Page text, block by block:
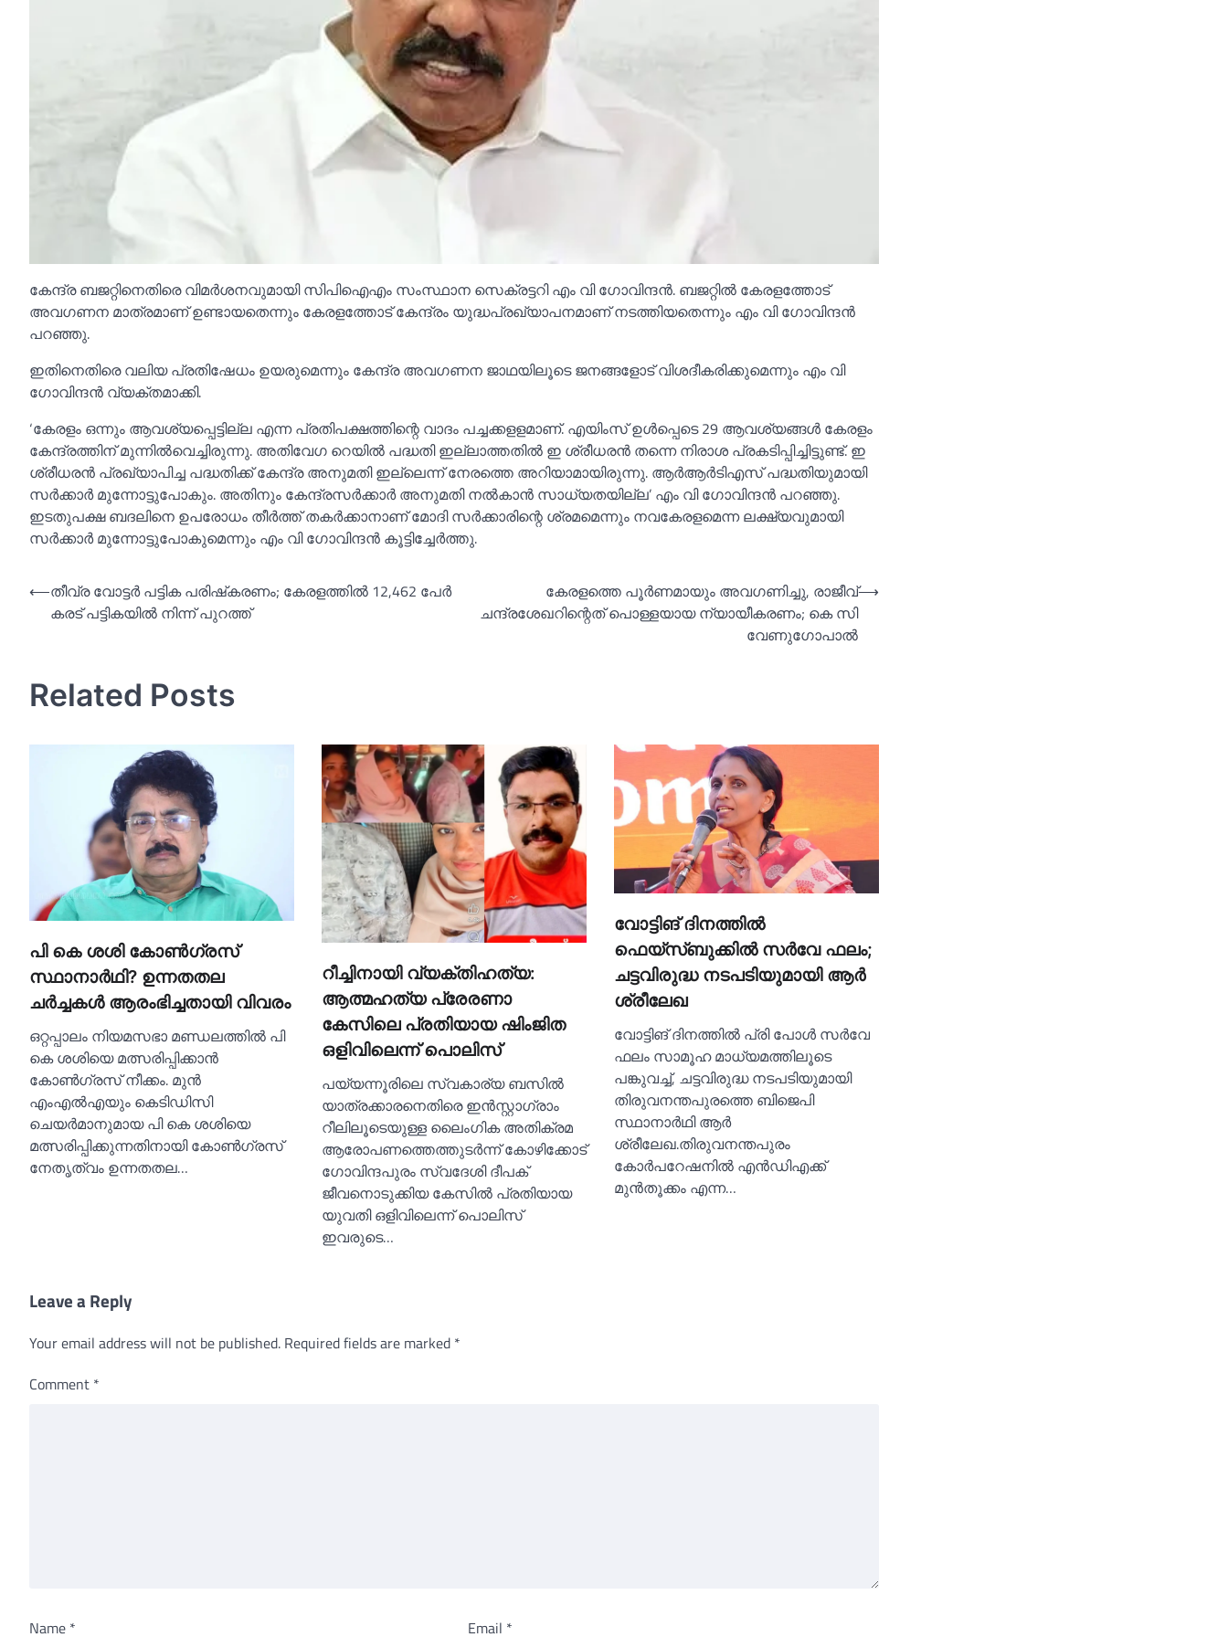
കേന്ദ്ര ബജറ്റിനെതിരെ വിമര്‍ശനവുമായി സിപിഐഎം സംസ്ഥാന സെക്രട്ടറി എം വി ഗോവിന്ദന്‍. ബജറ്റില്‍ കേരളത്തോട്
അവഗണന മാത്രമാണ് ഉണ്ടായതെന്നും കേരളത്തോട് കേന്ദ്രം യുദ്ധപ്രഖ്യാപനമാണ് നടത്തിയതെന്നും എം വി ഗോവിന്ദന്‍
പറഞ്ഞു.
ഇതിനെതിരെ വലിയ പ്രതിഷേധം ഉയരുമെന്നും കേന്ദ്ര അവഗണന ജാഥയിലൂടെ ജനങ്ങളോട് വിശദീകരിക്കുമെന്നും എം വി
ഗോവിന്ദന്‍ വ്യക്തമാക്കി.
‘കേരളം ഒന്നും ആവശ്യപ്പെട്ടില്ല എന്ന പ്രതിപക്ഷത്തിന്റെ വാദം പച്ചക്കളളമാണ്. എയിംസ് ഉള്‍പ്പെടെ 29 ആവശ്യങ്ങള്‍ കേരളം
കേന്ദ്രത്തിന് മുന്നില്‍വെച്ചിരുന്നു. അതിവേഗ റെയില്‍ പദ്ധതി ഇല്ലാത്തതില്‍ ഇ ശ്രീധരന്‍ തന്നെ നിരാശ പ്രകടിപ്പിച്ചിട്ടുണ്ട്. ഇ
ശ്രീധരന്‍ പ്രഖ്യാപിച്ച പദ്ധതിക്ക് കേന്ദ്ര അനുമതി ഇല്ലെന്ന് നേരത്തെ അറിയാമായിരുന്നു. ആര്‍ആര്‍ടിഎസ് പദ്ധതിയുമായി
സര്‍ക്കാര്‍ മുന്നോട്ടുപോകും. അതിനും കേന്ദ്രസര്‍ക്കാര്‍ അനുമതി നല്‍കാന്‍ സാധ്യതയില്ല’ എം വി ഗോവിന്ദന്‍ പറഞ്ഞു.
ഇടതുപക്ഷ ബദലിനെ ഉപരോധം തീര്‍ത്ത് തകര്‍ക്കാനാണ് മോദി സര്‍ക്കാരിന്റെ ശ്രമമെന്നും നവകേരളമെന്ന ലക്ഷ്യവുമായി
സര്‍ക്കാര്‍ മുന്നോട്ടുപോകുമെന്നും എം വി ഗോവിന്ദന്‍ കൂട്ടിച്ചേര്‍ത്തു.
Post
navigation
⟵തീവ്ര വോട്ടര്‍ പട്ടിക പരിഷ്‌കരണം; കേരളത്തില്‍ 12,462 പേര്‍
കരട് പട്ടികയില്‍ നിന്ന് പുറത്ത്
കേരളത്തെ പൂര്‍ണമായും അവഗണിച്ചു, രാജീവ്
ചന്ദ്രശേഖറിന്റെത് പൊള്ളയായ ന്യായീകരണം; കെ സി
വേണുഗോപാല്‍
⟶
Related Posts
പി കെ ശശി കോണ്‍ഗ്രസ്
സ്ഥാനാര്‍ഥി? ഉന്നതതല
ചര്‍ച്ചകള്‍ ആരംഭിച്ചതായി വിവരം
ഒറ്റപ്പാലം നിയമസഭാ മണ്ഡലത്തില്‍ പി
കെ ശശിയെ മത്സരിപ്പിക്കാന്‍
കോണ്‍ഗ്രസ് നീക്കം. മുന്‍
എംഎല്‍എയും കെടിഡിസി
ചെയര്‍മാനുമായ പി കെ ശശിയെ
മത്സരിപ്പിക്കുന്നതിനായി കോണ്‍ഗ്രസ്
നേതൃത്വം ഉന്നതതല…
റീച്ചിനായി വ്യക്തിഹത്യ:
ആത്മഹത്യ പ്രേരണാ
കേസിലെ പ്രതിയായ ഷിംജിത
ഒളിവിലെന്ന് പൊലിസ്
പയ്യന്നൂരിലെ സ്വകാര്യ ബസില്‍
യാത്രക്കാരനെതിരെ ഇൻസ്റ്റാഗ്രാം
റീലിലൂടെയുള്ള ലൈംഗിക അതിക്രമ
ആരോപണത്തെത്തുടർന്ന് കോഴിക്കോട്
ഗോവിന്ദപുരം സ്വദേശി ദീപക്
ജീവനൊടുക്കിയ കേസില്‍ പ്രതിയായ
യുവതി ഒളിവിലെന്ന് പൊലിസ്
ഇവരുടെ…
വോട്ടിങ് ദിനത്തില്‍
ഫെയ്സ്ബുക്കില്‍ സര്‍വേ ഫലം;
ചട്ടവിരുദ്ധ നടപടിയുമായി ആര്‍
ശ്രീലേഖ
വോട്ടിങ് ദിനത്തില്‍ പ്രി പോള്‍ സര്‍വേ
ഫലം സാമൂഹ മാധ്യമത്തിലൂടെ
പങ്കുവച്ച്‌, ചട്ടവിരുദ്ധ നടപടിയുമായി
തിരുവനന്തപുരത്തെ ബിജെപി
സ്ഥാനാര്‍ഥി ആര്‍
ശ്രീലേഖ.തിരുവനന്തപുരം
കോര്‍പറേഷനില്‍ എന്‍ഡിഎക്ക്
മുന്‍തൂക്കം എന്ന…
Leave a Reply
Your email address will not be published. Required fields are marked *
Comment *
Name * Email *